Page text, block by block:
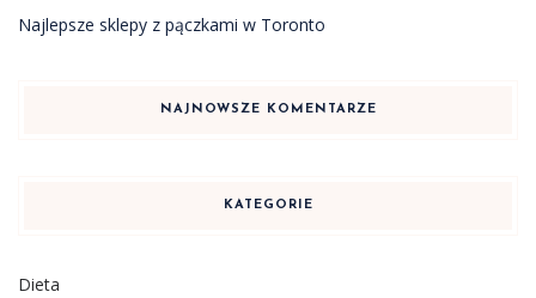
Najlepsze sklepy z pączkami w Toronto
NAJNOWSZE KOMENTARZE
KATEGORIE
Dieta